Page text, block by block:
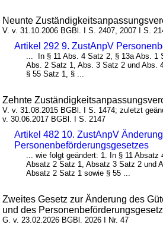
Neunte
V. v. 31.10.2006 BGBl. I S. 2407, 2007 I S.
Artikel 292 9. ZustAnpV
... In § 11 Abs. 4 Satz 2, § 13a Abs. 1
Abs. 2 Satz 1, Abs. 3 Satz 2 und Abs.
§ 55 Satz 1, § ...
Zehnte
V. v. 31.08.2015 BGBl. I S. 1474; zuletzt
v. 30.06.2017 BGBl. I S. 2147
Artikel 482 10. ZustAnpV
Personenbeförderungsgesetzes
... wie folgt geändert: 1. In § 11
Absatz 2 Satz 1, Absatz 3 Satz 2 und
Absatz 2 Satz 1 sowie § 55 ...
Zweites Gesetz zur Änderung des
und des
G. v. 23.02.2026 BGBl. 2026 I Nr. 47